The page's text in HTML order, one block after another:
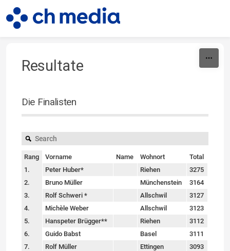
Skip to content
Resultate
Die Finalisten
Rang Vorname Name Wohnort
Total
1.
Peter Huber* Riehen
3275
2.
Bruno Müller Münchenstein
3164
3.
Rolf Schweri * Allschwil
3127
4.
Michèle Weber Allschwil
3123
5.
Hanspeter Brügger** Riehen
3112
6.
Guido Babst Basel
3111
7.
Rolf Müller Ettingen
3093